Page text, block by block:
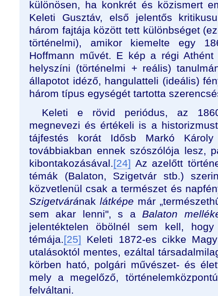
különösen, ha konkrét és közismert
Keleti Gusztáv, első jelentős
három fajtája között tett különbséget
történelmi), amikor kiemelte egy
Hoffmann művét. E kép a régi
helyszíni (történelmi + reális)
állapotot idéző, hangulatteli (ideális)
három típus egységét tartotta
Keleti e rövid periódus, az
megnevezi és értékeli is a
tájfestés korát Idősb Markó
továbbiakban ennek szószólója lesz,
kibontakozásával. [24] Az azelőtt
témák (Balaton, Szigetvár stb.)
közvetlenül csak a természet és
Szigetvárának látképe már
sem akar lenni", s a Balaton
jelentéktelen öbölnél sem kell,
témája. [25] Keleti 1872-es cikke
utalásoktól mentes, ezáltal
körben ható, polgári művészet- és
mely a megelőző,
felváltani.